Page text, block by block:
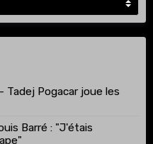
Tadej Pogacar joue les
Barré : "J'étais